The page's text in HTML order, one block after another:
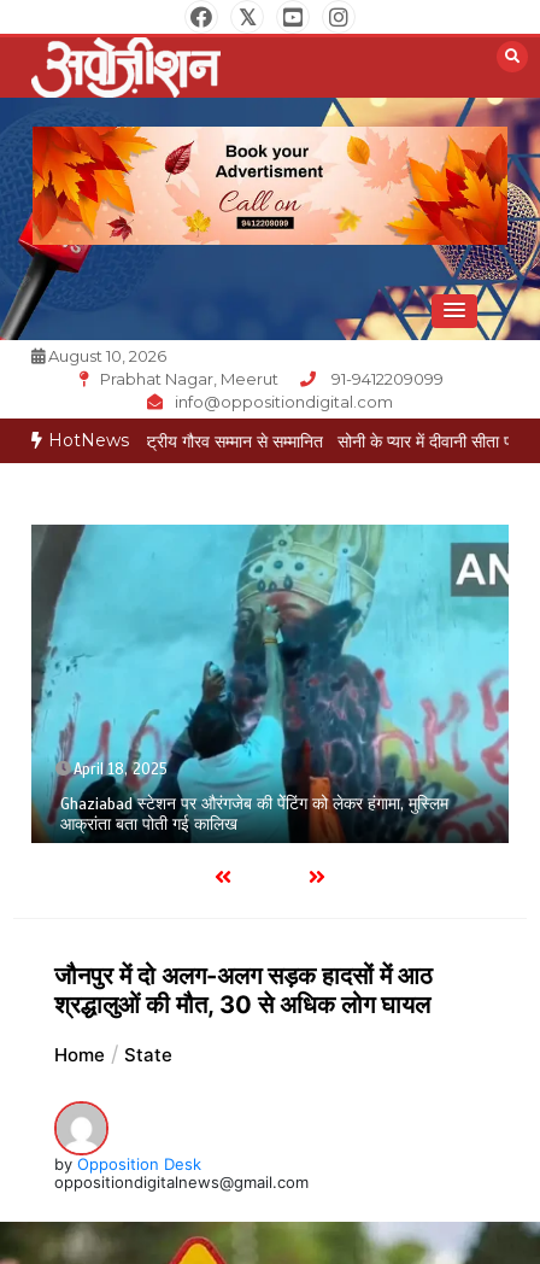
to
content
Opposition Digital
August 10, 2026
Prabhat Nagar, Meerut
91-9412209099
info@oppositiondigital.com
HotNews
राष्ट्रीय गौरव सम्मान से सम्मानित सोनी के प्यार में दीवानी सीता पहुंची मेरठ सोनी के
April 18, 2025
Ghaziabad स्टेशन पर औरंगजेब की पेेंटिंग को लेकर हंगामा, मुस्लिम
आक्रांता बता पोती गई कालिख
जौनपुर में दो अलग-अलग सड़क हादसों में आठ
श्रद्धालुओं की मौत, 30 से अधिक लोग घायल
Home State
by Opposition Desk
oppositiondigitalnews@gmail.com